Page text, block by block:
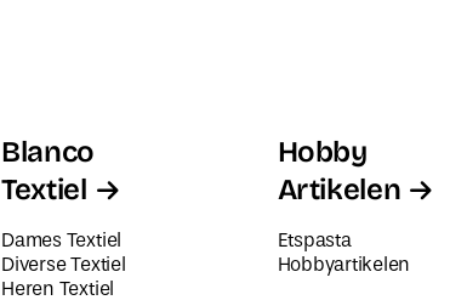
Blanco
Textiel
Dames Textiel
Diverse Textiel
Heren Textiel
Hobby
Artikelen
Etspasta
Hobbyartikelen